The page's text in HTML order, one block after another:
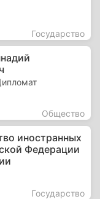
Государство
Общество
иностранных
Федерации
Государство